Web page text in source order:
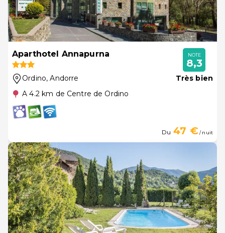
Aparthotel Annapurna
Ordino, Andorre
A 4.2 km de Centre de Ordino
NOTE
8,3
Très bien
Du 47 €/ nuit